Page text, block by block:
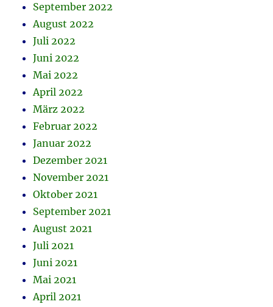
September 2022
August 2022
Juli 2022
Juni 2022
Mai 2022
April 2022
März 2022
Februar 2022
Januar 2022
Dezember 2021
November 2021
Oktober 2021
September 2021
August 2021
Juli 2021
Juni 2021
Mai 2021
April 2021